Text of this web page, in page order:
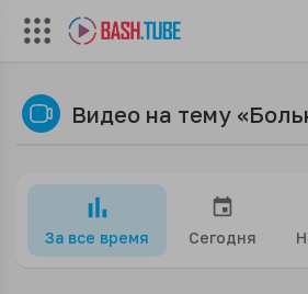
Видео на тему
За все время Сегодня